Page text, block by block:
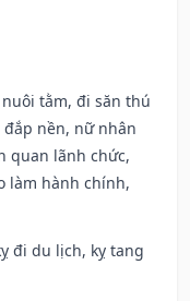
tằm, đi săn thú
nền, nữ nhân
quan lãnh chức,
làm hành chính,
đi du lịch, kỵ tang